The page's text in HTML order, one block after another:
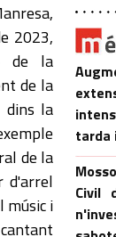
tarda
Civil
2023,
de la
de la
dins la
de la
d'arrel
músic i